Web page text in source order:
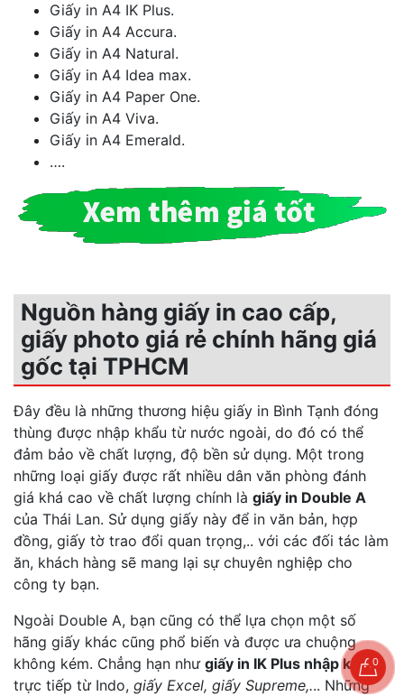
Giấy in A4 IK Plus.
Giấy in A4 Accura.
Giấy in A4 Natural.
Giấy in A4 Idea max.
Giấy in A4 Paper One.
Giấy in A4 Viva.
Giấy in A4 Emerald.
….
Nguồn hàng giấy in cao cấp,
giấy photo giá rẻ chính hãng giá
gốc tại TPHCM
Đây đều là những thương hiệu giấy in Bình Tạnh đóng
thùng được nhập khẩu từ nước ngoài, do đó có thể
đảm bảo về chất lượng, độ bền sử dụng. Một trong
những loại giấy được rất nhiều dân văn phòng đánh
giá khá cao về chất lượng chính là giấy in Double A
của Thái Lan. Sử dụng giấy này để in văn bản, hợp
đồng, giấy tờ trao đổi quan trọng,.. với các đối tác làm
ăn, khách hàng sẽ mang lại sự chuyên nghiệp cho
công ty bạn.
Ngoài Double A, bạn cũng có thể lựa chọn một số
hãng giấy khác cũng phổ biến và được ưa chuộng
không kém. Chẳng hạn như giấy in IK Plus nhập khẩu
trực tiếp từ Indo, giấy Excel, giấy Supreme,... Những
0